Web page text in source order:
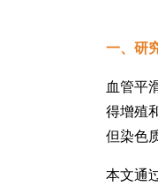
一、研
血管平
得增殖
但染色
本文通